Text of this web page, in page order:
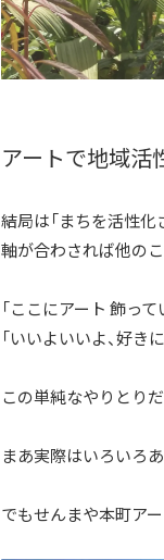
アートで地域活
結局は「まちを活性
軸が合わされば他の
「ここにアート 飾って
「いいよいいよ、好き
この単純なやりとり
まあ実際はいろいろ
でもせんまや本町ア